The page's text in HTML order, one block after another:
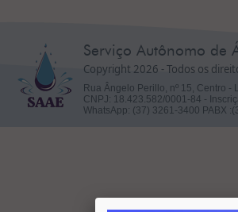
Serviço Autônomo de
Copyright 2026 - Todos os
Rua Ângelo Perillo, nº 15, Centro
CNPJ: 18.423.582/0001-84 -
WhatsApp: (37) 3261-3400 PABX